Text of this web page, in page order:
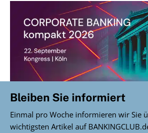
Bleiben Sie informiert
Einmal pro Woche informieren wir Sie
wichtigsten Artikel auf